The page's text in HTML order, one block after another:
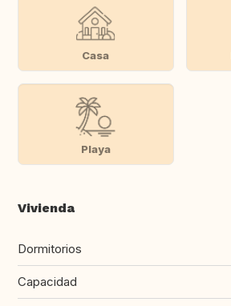
Casa
Playa
Vivienda
Dormitorios
Capacidad